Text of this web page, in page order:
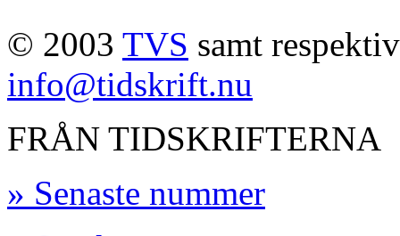
© 2003 TVS samt
info@tidskrift.nu
FRÅN TIDSKRIFTERNA
» Senaste nummer